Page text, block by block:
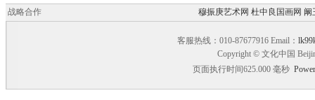
战略合作
穆振庚艺术网 杜中良国画网 阚
客服热线：010-87677916 Email：
Copyright © 文化中国
页面执行时间625.000 毫秒